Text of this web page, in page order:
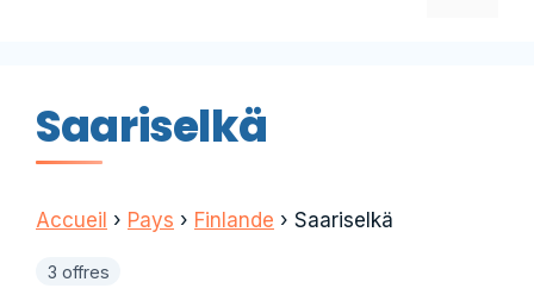
Saariselkä
Accueil › Pays › Finlande › Saariselkä
3 offres